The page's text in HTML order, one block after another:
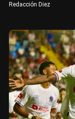
Redacción Diez